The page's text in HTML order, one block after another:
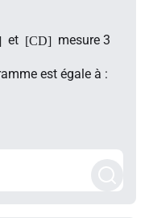
et [CD]
mesure 3
est égale à :